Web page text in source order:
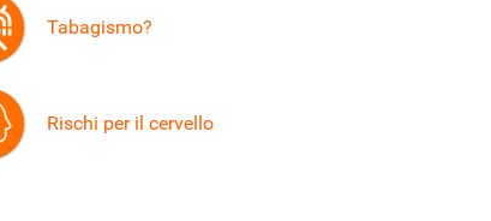
Tabagismo?
Rischi per il cervello